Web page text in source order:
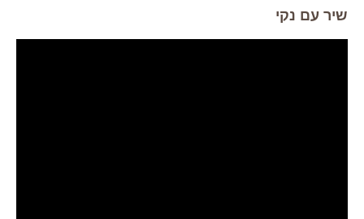
שיר עם נקי